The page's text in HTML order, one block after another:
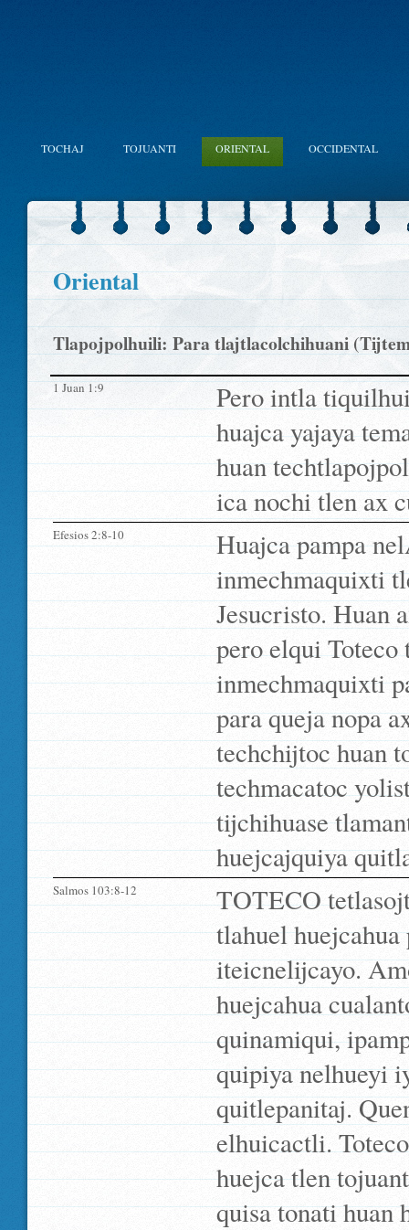
TOCHAJ TOJUANTI ORIENTAL OCCIDENTAL
Oriental
Tlapojpolhuili: Para tlajtlacolchihuani
1 Juan 1:9
Pero intla
huajca yajaya
huan
ica nochi tlen ax
Efesios 2:8-10
Huajca pampa
inmechmaquixti
Jesucristo. Huan
pero elqui
inmechmaquixti
para queja nopa
techchijtoc huan
techmacatoc
tijchihuase
huejcajquiya
Salmos 103:8-12
TOTECO
tlahuel
iteicnelijcayo.
huejcahua
quinamiqui,
quipiya nelhueyi
quitlepanitaj.
elhuicactli.
huejca tlen
quisa tonati huan